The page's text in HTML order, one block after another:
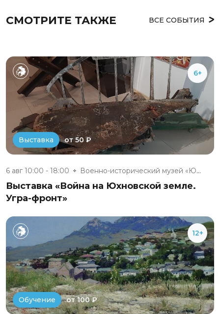
СМОТРИТЕ ТАКЖЕ ВСЕ СОБЫТИЯ
6+
Выставка от 50 ₽
6 авг 10:00 - 18:00 Военно-исторический музей «Юхн...
Выставка «Война на Юхновской земле.
Угра-фронт»
12+
Обучение от 100 ₽